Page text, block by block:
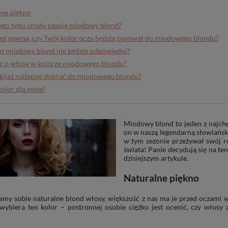
piękno
typu urody pasuje miodowy blond?
pewna, czy Twój kolor oczu będzie pasował do miodowego blondu?
miodowy blond nie będzie odpowiedni?
o włosy w kolorze miodowego blondu?
najlepiej dobrać do miodowego blondu?
dla mnie?
Miodowy blond to jeden z
on w naszą legendarną
w tym sezonie przeżywał swój
świata! Panie decydują się na
dzisiejszym artykule.
Naturalne piękno
sobie naturalne blond włosy, większość z nas ma je przed
ten kolor – postronnej osobie ciężko jest ocenić, czy włosy